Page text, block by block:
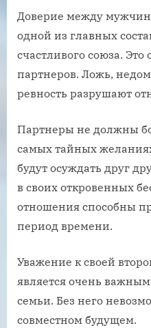
Доверие между
одной из главных
счастливого союза.
партнеров. Ложь,
ревность разрушают
Партнеры не должны
самых тайных
будут осуждать друг
в своих откровенных
отношения способны
период времени.
Уважение к своей
является очень
семьи. Без него
совместном будущем.